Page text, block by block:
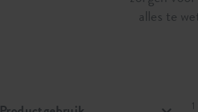
alles te